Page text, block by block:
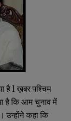
है l ख़बर पश्चिम
है कि आम चुनाव में
उन्होंने कहा कि